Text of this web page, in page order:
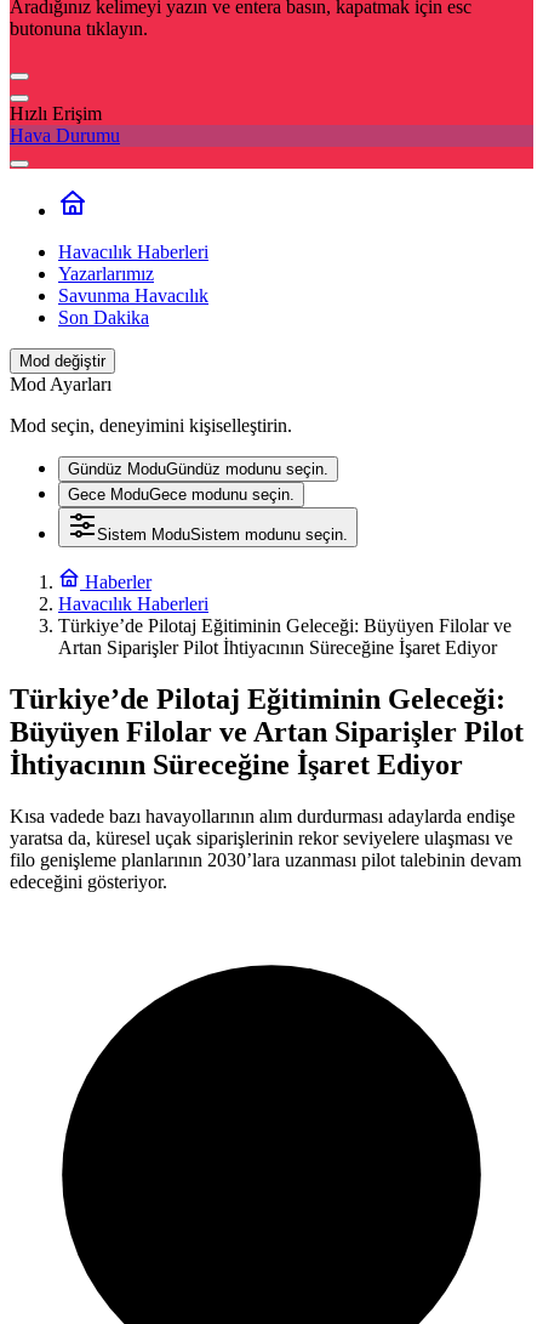
Aradığınız kelimeyi yazın ve entera basın, kapatmak için esc
butonuna tıklayın.
Hızlı Erişim
Hava Durumu
Havacılık Haberleri
Yazarlarımız
Savunma Havacılık
Son Dakika
Mod değiştir
Mod Ayarları
Mod seçin, deneyimini kişiselleştirin.
Gündüz ModuGündüz modunu seçin.
Gece ModuGece modunu seçin.
Sistem ModuSistem modunu seçin.
Haberler
Havacılık Haberleri
Türkiye’de Pilotaj Eğitiminin Geleceği: Büyüyen Filolar ve
Artan Siparişler Pilot İhtiyacının Süreceğine İşaret Ediyor
Türkiye’de Pilotaj Eğitiminin Geleceği:
Büyüyen Filolar ve Artan Siparişler Pilot
İhtiyacının Süreceğine İşaret Ediyor
Kısa vadede bazı havayollarının alım durdurması adaylarda endişe
yaratsa da, küresel uçak siparişlerinin rekor seviyelere ulaşması ve
filo genişleme planlarının 2030’lara uzanması pilot talebinin devam
edeceğini gösteriyor.